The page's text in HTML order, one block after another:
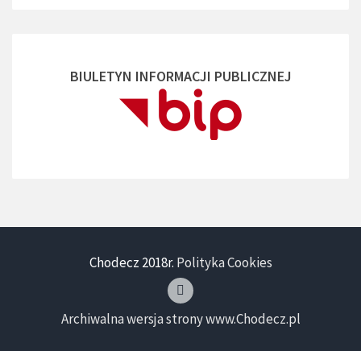
BIULETYN INFORMACJI PUBLICZNEJ
Chodecz 2018r. Polityka Cookies
Archiwalna wersja strony www.Chodecz.pl